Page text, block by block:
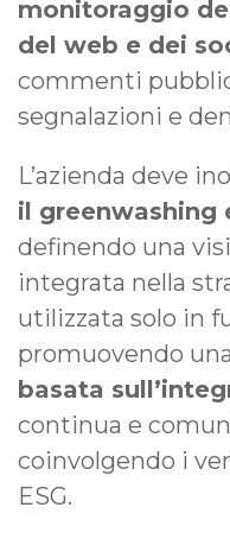
monitoraggio
del web e dei
commenti
segnalazioni e
L’azienda deve
il greenwashing
definendo una
integrata nella
utilizzata solo in
promuovendo una
basata
continua e
coinvolgendo i
ESG.